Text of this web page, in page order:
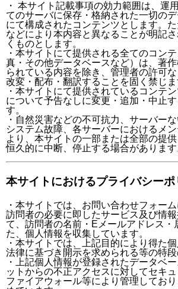
・ 本サイト記載事項の効力範囲は、運
てのサーバに保存・格納された一切の
にて構成されたコンテンツとします。
などにより本内容と異なることが明記
くものとします。
・本サイトにて提供される全てのコン
真・その他データベースなど）は、著
られている内容を除き、管理者の許可な
改変・配布・翻訳することを固く禁じま
・本サイトにて提供されているコンテ
について予告なしに変更・追加・中止
す。
・自然災害などの不可抗力、サーバー
システム故障、各サーバーにおけるメ
より、本サイトの一部または全部の提
恒久的に中断、停止する場合があります
本サイトにおけるプライバシー
・本サイトでは、お問い合わせフォー
訪問者の必要に即したサービス及び情
て、訪問者の名前・Eメールアドレス・
た、個人情報を収集しています。
・本サイトでは、上記目的により得た個
法律に基づき開示を求められる等の特
・上記個人情報が登録されたデータベ
ットからの不正アクセスに対してセキ
ファイアウォール等により管理してお